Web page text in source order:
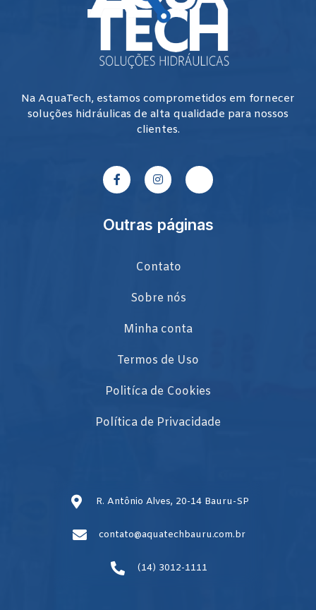
Na AquaTech, estamos comprometidos em fornecer
soluções hidráulicas de alta qualidade para nossos
clientes.
Outras páginas
Contato
Sobre nós
Minha conta
Termos de Uso
Politíca de Cookies
Política de Privacidade
R. Antônio Alves, 20-14 Bauru-SP
contato@aquatechbauru.com.br
(14) 3012-1111